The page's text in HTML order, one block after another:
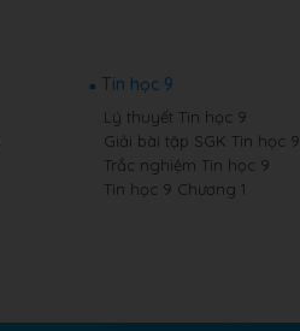
Tin học 9
Lý thuyết Tin học 9
Giải bài tập SGK Tin học 9
Trắc nghiệm Tin học 9
Tin học 9 Chương 1